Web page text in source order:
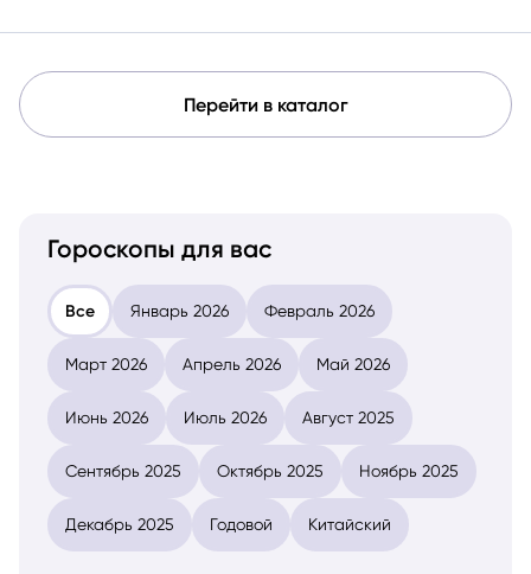
Перейти в каталог
Гороскопы для вас
Все Январь 2026 Февраль 2026
Март 2026 Апрель 2026 Май 2026
Июнь 2026 Июль 2026 Август 2025
Сентябрь 2025 Октябрь 2025 Ноябрь 2025
Декабрь 2025 Годовой Китайский